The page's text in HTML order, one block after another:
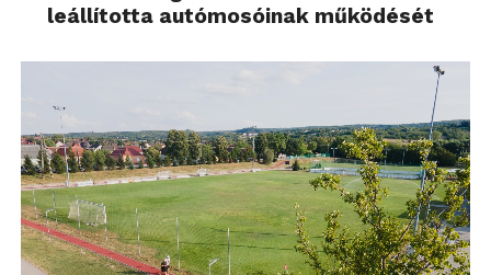
leállította autómosóinak működését